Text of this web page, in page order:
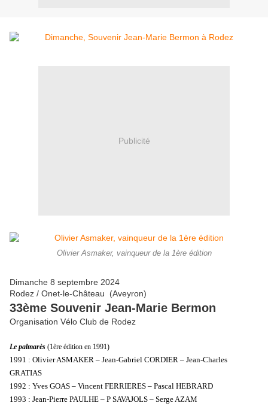
Publicité
Olivier Asmaker, vainqueur de la 1ère édition
Dimanche 8 septembre 2024
Rodez / Onet-le-Château (Aveyron)
33ème Souvenir Jean-Marie Bermon
Organisation Vélo Club de Rodez
Le palmarès (1ère édition en 1991)
1991 : Olivier ASMAKER – Jean-Gabriel CORDIER – Jean-Charles
GRATIAS
1992 : Yves GOAS – Vincent FERRIERES – Pascal HEBRARD
1993 : Jean-Pierre PAULHE – P SAVAJOLS – Serge AZAM